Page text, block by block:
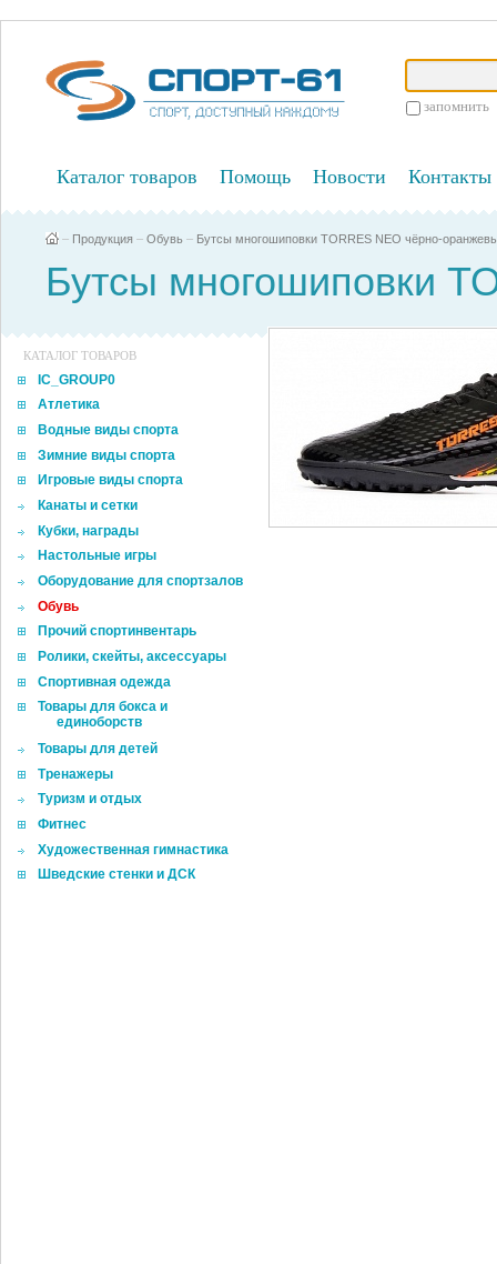
запомнить
Каталог товаров Помощь Новости Контакты
– Продукция – Обувь – Бутсы многошиповки TORRES NEO чёрно-
Бутсы многошиповки
КАТАЛОГ ТОВАРОВ
IC_GROUP0
Атлетика
Водные виды спорта
Зимние виды спорта
Игровые виды спорта
Канаты и сетки
Кубки, награды
Настольные игры
Оборудование для спортзалов
Обувь
Прочий спортинвентарь
Ролики, скейты, аксессуары
Спортивная одежда
Товары для бокса и
единоборств
Товары для детей
Тренажеры
Туризм и отдых
Фитнес
Художественная гимнастика
Шведские стенки и ДСК